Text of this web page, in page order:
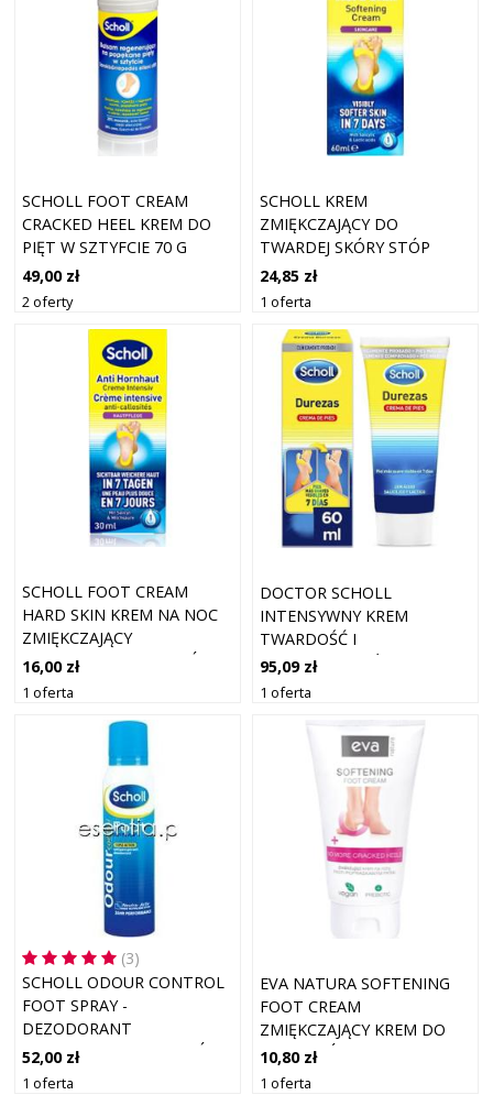
SCHOLL FOOT CREAM
CRACKED HEEL KREM DO
PIĘT W SZTYFCIE 70 G
49,00 zł
2 oferty
SCHOLL KREM
ZMIĘKCZAJĄCY DO
TWARDEJ SKÓRY STÓP
60ML
24,85 zł
1 oferta
SCHOLL FOOT CREAM
HARD SKIN KREM NA NOC
ZMIĘKCZAJĄCY
ZROGOWACIAŁY NASKÓREK
30 ML
16,00 zł
1 oferta
DOCTOR SCHOLL
INTENSYWNY KREM
TWARDOŚĆ I
PRZECIWZMROŻENIE
KREMY DO STÓP 60 ML
95,09 zł
1 oferta
(3)
SCHOLL ODOUR CONTROL
FOOT SPRAY -
DEZODORANT
PRZECIWPOTNY DO STÓP
150 ML
52,00 zł
1 oferta
EVA NATURA SOFTENING
FOOT CREAM
ZMIĘKCZAJĄCY KREM DO
PIĘT I STÓP 75 ML
10,80 zł
1 oferta